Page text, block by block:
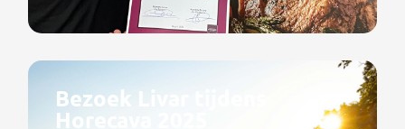
Bezoek Livar tijdens
Horecava 2025